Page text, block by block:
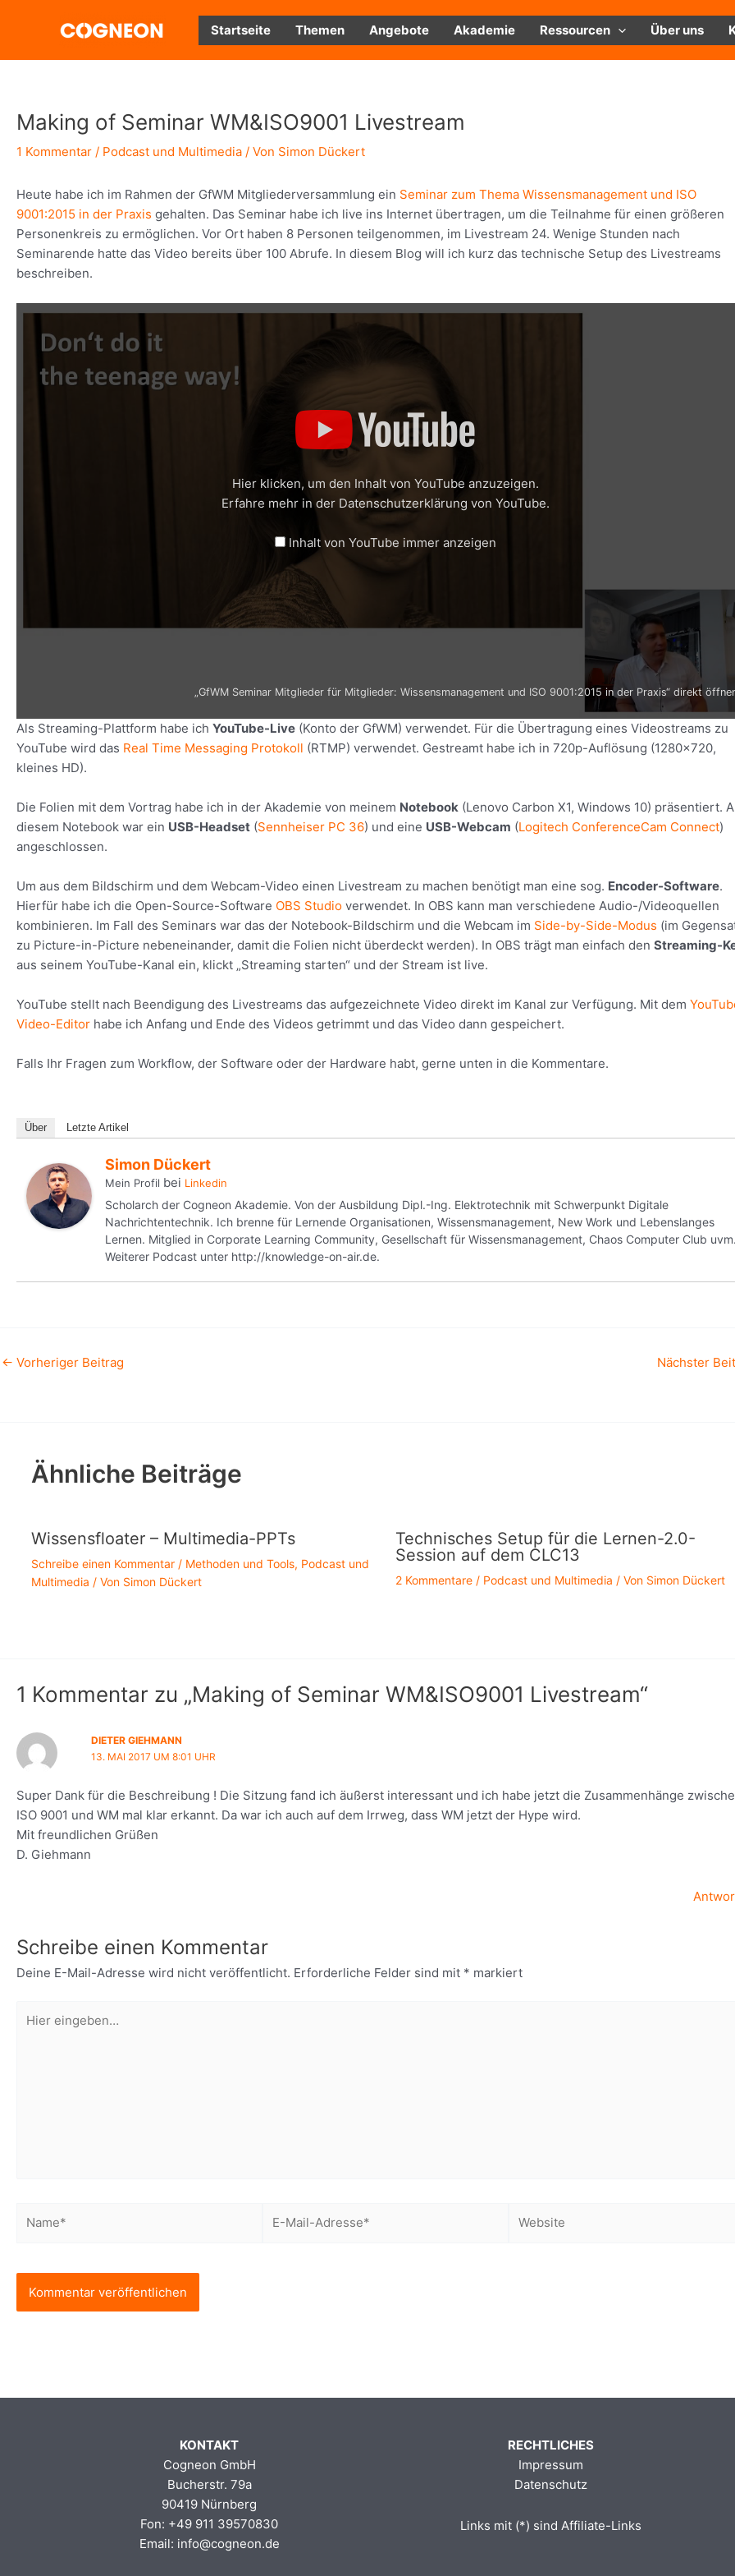
Startseite Themen Angebote Akademie Ressourcen Über uns
Making of Seminar WM&ISO9001 Livestream
1 Kommentar / Podcast und Multimedia / Von Simon Dückert
Heute habe ich im Rahmen der GfWM Mitgliederversammlung ein Seminar zum Thema Wissensmanagement und ISO
9001:2015 in der Praxis gehalten. Das Seminar habe ich live ins Internet übertragen, um die Teilnahme für einen größeren
Personenkreis zu ermöglichen. Vor Ort haben 8 Personen teilgenommen, im Livestream 24. Wenige Stunden nach
Seminarende hatte das Video bereits über 100 Abrufe. In diesem Blog will ich kurz das technische Setup des Livestreams
beschreiben.
„GfWM Seminar Mitglieder für Mitglieder: Wissensmanagement und ISO 9001:2015 in der Praxis“ von YouTube anzeigen
Hier klicken, um den Inhalt von YouTube anzuzeigen.
Erfahre mehr in der Datenschutzerklärung von YouTube.
Inhalt von YouTube immer anzeigen
„GfWM Seminar Mitglieder für Mitglieder: Wissensmanagement und ISO 9001:2015 in der Praxis“ direkt
Als Streaming-Plattform habe ich YouTube-Live (Konto der GfWM) verwendet. Für die Übertragung eines Videostreams zu
YouTube wird das Real Time Messaging Protokoll (RTMP) verwendet. Gestreamt habe ich in 720p-Auflösung (1280×720,
kleines HD).
Die Folien mit dem Vortrag habe ich in der Akademie von meinem Notebook (Lenovo Carbon X1, Windows 10) präsentiert.
diesem Notebook war ein USB-Headset (Sennheiser PC 36) und eine USB-Webcam (Logitech ConferenceCam Connect)
angeschlossen.
Um aus dem Bildschirm und dem Webcam-Video einen Livestream zu machen benötigt man eine sog. Encoder-Software.
Hierfür habe ich die Open-Source-Software OBS Studio verwendet. In OBS kann man verschiedene Audio-/Videoquellen
kombinieren. Im Fall des Seminars war das der Notebook-Bildschirm und die Webcam im Side-by-Side-Modus (im
zu Picture-in-Picture nebeneinander, damit die Folien nicht überdeckt werden). In OBS trägt man einfach den Streaming-
aus seinem YouTube-Kanal ein, klickt „Streaming starten“ und der Stream ist live.
YouTube stellt nach Beendigung des Livestreams das aufgezeichnete Video direkt im Kanal zur Verfügung. Mit dem
Video-Editor habe ich Anfang und Ende des Videos getrimmt und das Video dann gespeichert.
Falls Ihr Fragen zum Workflow, der Software oder der Hardware habt, gerne unten in die Kommentare.
Über Letzte Artikel
Simon Dückert
Mein Profil bei Linkedin
Scholarch der Cogneon Akademie. Von der Ausbildung Dipl.-Ing. Elektrotechnik mit Schwerpunkt Digitale
Nachrichtentechnik. Ich brenne für Lernende Organisationen, Wissensmanagement, New Work und Lebenslanges
Lernen. Mitglied in Corporate Learning Community, Gesellschaft für Wissensmanagement, Chaos Computer Club
Weiterer Podcast unter http://knowledge-on-air.de.
← Vorheriger Beitrag Nächster
Ähnliche Beiträge
Wissensfloater – Multimedia-PPTs
Schreibe einen Kommentar / Methoden und Tools, Podcast und
Multimedia / Von Simon Dückert
Technisches Setup für die Lernen-2.0-
Session auf dem CLC13
2 Kommentare / Podcast und Multimedia / Von Simon Dückert
1 Kommentar zu „Making of Seminar WM&ISO9001 Livestream“
DIETER GIEHMANN
13. MAI 2017 UM 8:01 UHR
Super Dank für die Beschreibung ! Die Sitzung fand ich äußerst interessant und ich habe jetzt die Zusammenhänge
ISO 9001 und WM mal klar erkannt. Da war ich auch auf dem Irrweg, dass WM jetzt der Hype wird.
Mit freundlichen Grüßen
D. Giehmann
Schreibe einen Kommentar
Deine E-Mail-Adresse wird nicht veröffentlicht. Erforderliche Felder sind mit * markiert
eingeben…
Mail-
KONTAKT
Cogneon GmbH
Bucherstr. 79a
90419 Nürnberg
Fon: +49 911 39570830
Email: info@cogneon.de
RECHTLICHES
Impressum
Datenschutz
Links mit (*) sind Affiliate-Links